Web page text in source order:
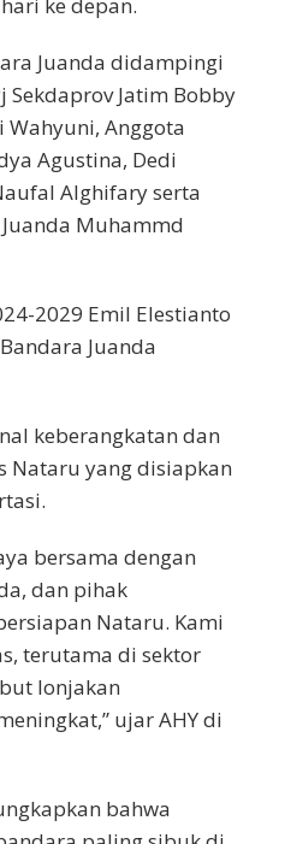
Juanda didampingi
Sekdaprov Jatim Bobby
Wahyuni, Anggota
Agustina, Dedi
Alghifary serta
Muhammd
2029 Emil Elestianto
Juanda
keberangkatan dan
Nataru yang disiapkan
bersama dengan
dan pihak
Nataru. Kami
terutama di sektor
lonjakan
ujar AHY di
bahwa